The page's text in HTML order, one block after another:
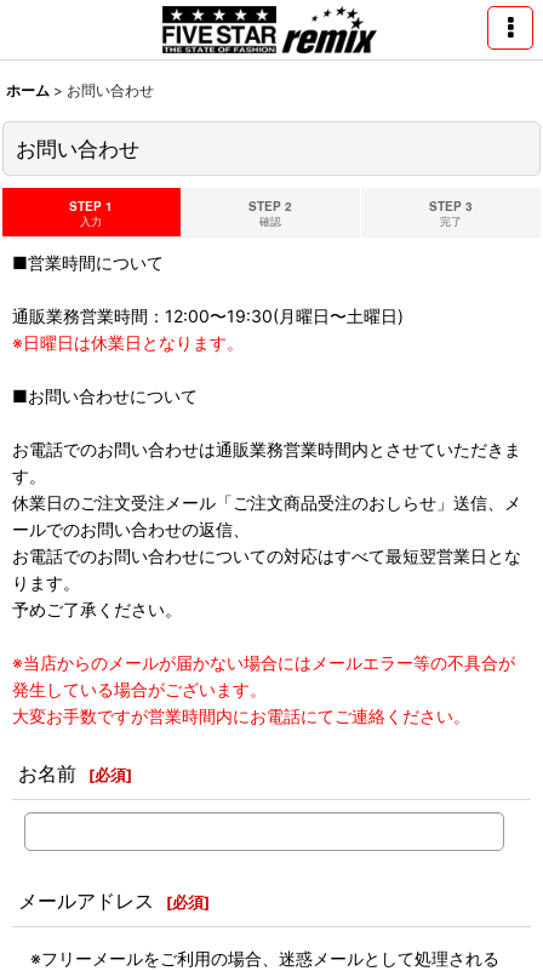
ホーム > お問い合わせ
お問い合わせ
STEP 1
入力
STEP 2
確認
STEP 3
完了
■営業時間について
通販業務営業時間：12:00〜19:30(月曜日〜土曜日)
※日曜日は休業日となります。
■お問い合わせについて
お電話でのお問い合わせは通販業務営業時間内とさせていただきま
す。
休業日のご注文受注メール「ご注文商品受注のおしらせ」送信、メ
ールでのお問い合わせの返信、
お電話でのお問い合わせについての対応はすべて最短翌営業日とな
ります。
予めご了承ください。
※当店からのメールが届かない場合にはメールエラー等の不具合が
発生している場合がございます。
大変お手数ですが営業時間内にお電話にてご連絡ください。
お名前 [必須]
メールアドレス [必須]
※フリーメールをご利用の場合、迷惑メールとして処理される